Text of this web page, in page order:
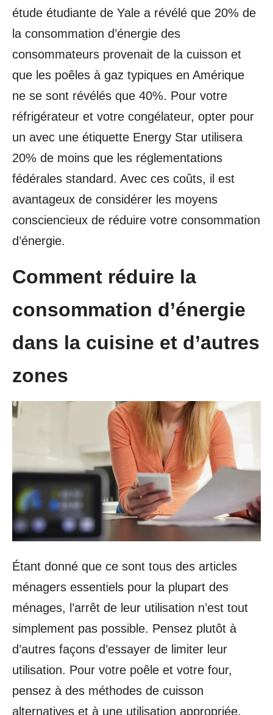
étude étudiante de Yale a révélé que 20% de
la consommation d’énergie des
consommateurs provenait de la cuisson et
que les poêles à gaz typiques en Amérique
ne se sont révélés que 40%. Pour votre
réfrigérateur et votre congélateur, opter pour
un avec une étiquette Energy Star utilisera
20% de moins que les réglementations
fédérales standard. Avec ces coûts, il est
avantageux de considérer les moyens
consciencieux de réduire votre consommation
d’énergie.
Comment réduire la
consommation d’énergie
dans la cuisine et d’autres
zones
Étant donné que ce sont tous des articles
ménagers essentiels pour la plupart des
ménages, l’arrêt de leur utilisation n’est tout
simplement pas possible. Pensez plutôt à
d’autres façons d’essayer de limiter leur
utilisation. Pour votre poêle et votre four,
pensez à des méthodes de cuisson
alternatives et à une utilisation appropriée.